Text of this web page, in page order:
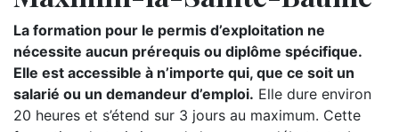
La formation pour le permis d’exploitation ne
nécessite aucun prérequis ou diplôme spécifique.
Elle est accessible à n’importe qui, que ce soit un
salarié ou un demandeur d’emploi. Elle dure environ
20 heures et s’étend sur 3 jours au maximum. Cette